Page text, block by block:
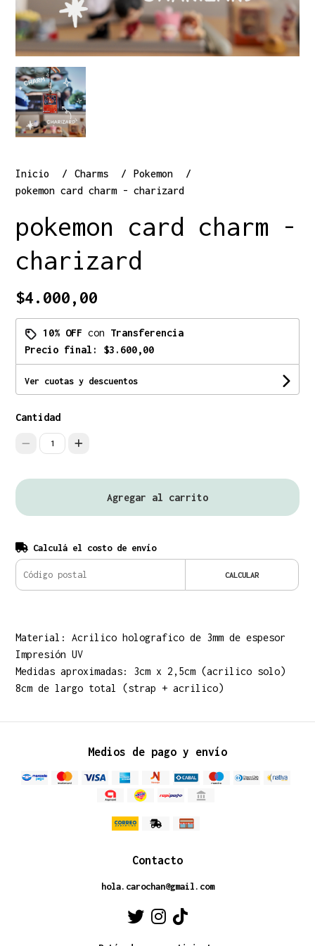
Inicio Charms
Pokemon
pokemon card charm - charizard
pokemon card charm -
charizard
$4.000,00
10% OFF con Transferencia
Precio final: $3.600,00
Ver cuotas y descuentos
Cantidad
1
Agregar al carrito
Calculá el costo de envío
CALCULAR
Material: Acrilico holografico de 3mm de espesor
Impresión UV
Medidas aproximadas: 3cm x 2,5cm (acrilico solo)
8cm de largo total (strap + acrilico)
Medios de pago y envío
Contacto
hola.carochan@gmail.com